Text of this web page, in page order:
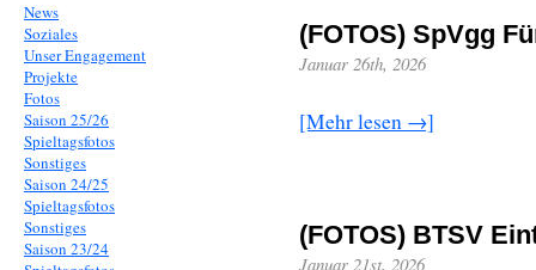
News
Soziales
Unser Engagement
Projekte
Fotos
Saison 25/26
Spieltagsfotos
Sonstiges
Saison 24/25
Spieltagsfotos
Sonstiges
Saison 23/24
(FOTOS) SpVgg
Januar 26th, 2026
[Mehr lesen →]
(FOTOS) BTSV
Januar 21st, 2026